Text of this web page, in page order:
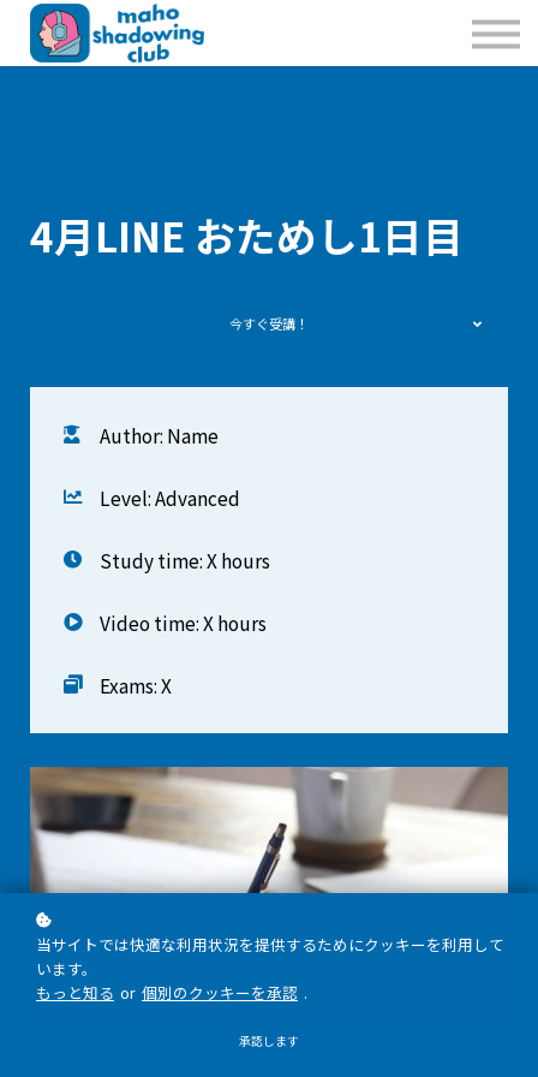
私たちのこと
お問合せ
4月LINE おためし1日目
今すぐ受講！
Author: Name
Level: Advanced
Study time: X hours
Video time: X hours
Exams: X
当サイトでは快適な利用状況を提供するためにクッキーを利用して
います。
もっと知る or 個別のクッキーを承認 .
承認します